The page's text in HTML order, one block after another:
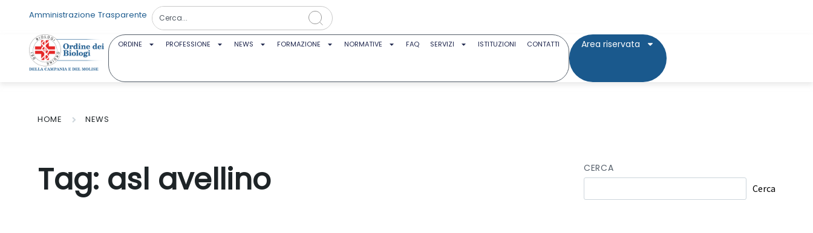
Amministrazione Trasparente
ORDINE PROFESSIONE NEWS FORMAZIONE NORMATIVE FAQ SERVIZI ISTITUZIONI CONTATTI Area riservata
HOME NEWS
Tag: asl avellino
CERCA
Cerca